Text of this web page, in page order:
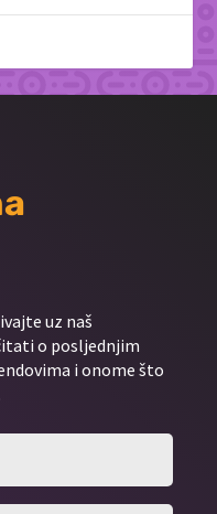
uz naš
o posljednjim
i onome što